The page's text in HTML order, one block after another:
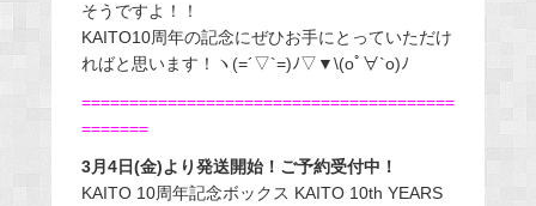
そうですよ！！
KAITO10周年の記念にぜひお手にとっていただけ
ればと思います！ヽ(=´▽`=)ﾉ▽▼\(oﾟ∀`o)ﾉ
=======================================
=======
3月4日(金)より発送開始！ご予約受付中！
KAITO 10周年記念ボックス KAITO 10th YEARS